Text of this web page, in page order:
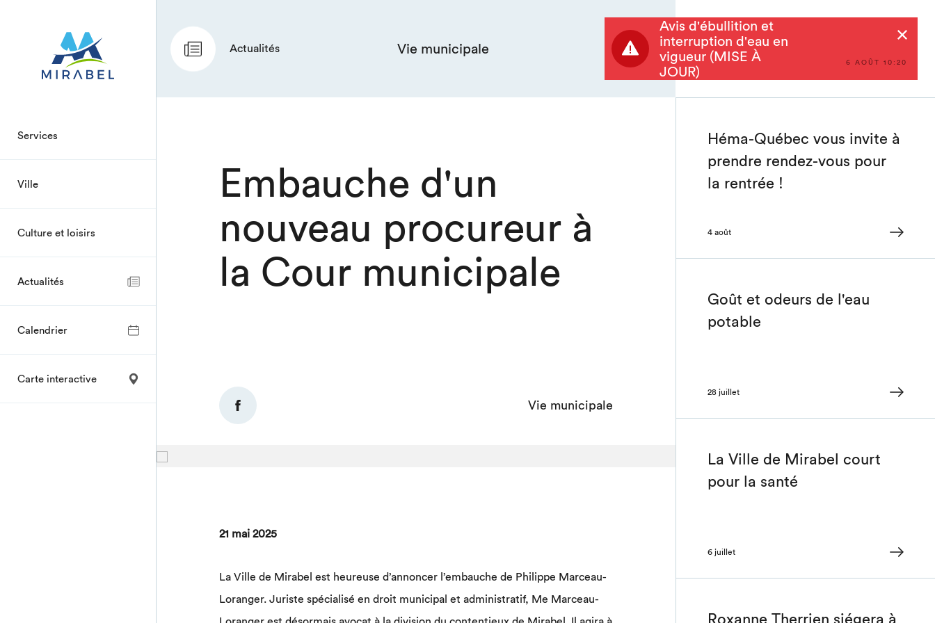
Services
Ville
Culture et loisirs
Actualités
Calendrier
Carte interactive
6 AOÛT 10:20
Avis d'ébullition et
interruption d'eau en
vigueur (MISE À
JOUR)
Actualités Vie municipale
Embauche d'un
nouveau procureur à
la Cour municipale
Vie municipale
21 mai 2025
La Ville de Mirabel est heureuse d’annoncer l’embauche de Philippe Marceau-
Loranger. Juriste spécialisé en droit municipal et administratif, Me Marceau-
Héma-Québec vous invite à
prendre rendez-vous pour
la rentrée !
4 août
Goût et odeurs de l'eau
potable
28 juillet
La Ville de Mirabel court
pour la santé
6 juillet
Roxanne Therrien siégera à